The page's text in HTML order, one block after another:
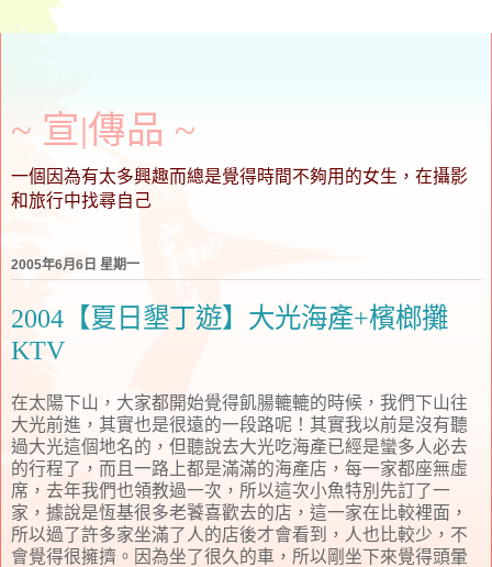
~ 宣∣傳品 ~
一個因為有太多興趣而總是覺得時間不夠用的女生，在攝影
和旅行中找尋自己
2005年6月6日 星期一
2004【夏日墾丁遊】大光海產+檳榔攤
KTV
在太陽下山，大家都開始覺得飢腸轆轆的時候，我們下山往
大光前進，其實也是很遠的一段路呢！其實我以前是沒有聽
過大光這個地名的，但聽說去大光吃海產已經是蠻多人必去
的行程了，而且一路上都是滿滿的海產店，每一家都座無虛
席，去年我們也領教過一次，所以這次小魚特別先訂了一
家，據說是恆基很多老饕喜歡去的店，這一家在比較裡面，
所以過了許多家坐滿了人的店後才會看到，人也比較少，不
會覺得很擁擠。因為坐了很久的車，所以剛坐下來覺得頭暈